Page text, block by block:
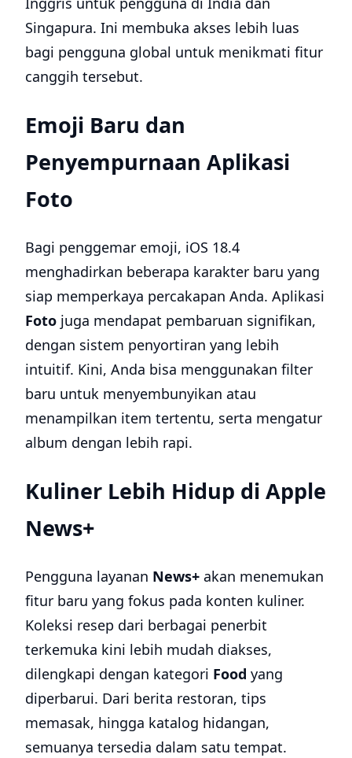
Singapura. Ini membuka akses lebih luas
bagi pengguna global untuk menikmati fitur
canggih tersebut.
Emoji Baru dan
Penyempurnaan Aplikasi
Foto
Bagi penggemar emoji, iOS 18.4
menghadirkan beberapa karakter baru yang
siap memperkaya percakapan Anda. Aplikasi
Foto juga mendapat pembaruan signifikan,
dengan sistem penyortiran yang lebih
intuitif. Kini, Anda bisa menggunakan filter
baru untuk menyembunyikan atau
menampilkan item tertentu, serta mengatur
album dengan lebih rapi.
Kuliner Lebih Hidup di Apple
News+
Pengguna layanan News+ akan menemukan
fitur baru yang fokus pada konten kuliner.
Koleksi resep dari berbagai penerbit
terkemuka kini lebih mudah diakses,
dilengkapi dengan kategori Food yang
diperbarui. Dari berita restoran, tips
memasak, hingga katalog hidangan,
semuanya tersedia dalam satu tempat.